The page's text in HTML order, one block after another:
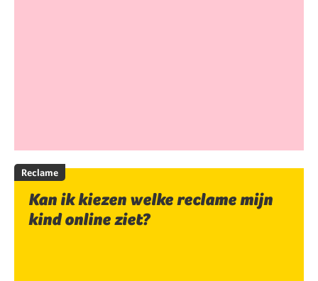
Reclame
Kan ik kiezen welke reclame mijn
kind online ziet?